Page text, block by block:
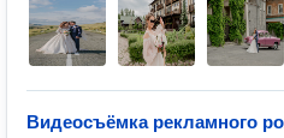
Видеосъёмка рекламного